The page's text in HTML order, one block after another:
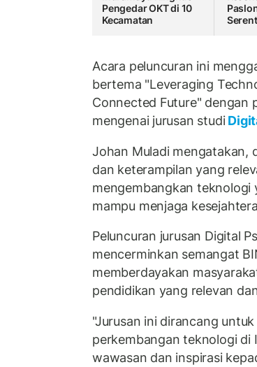
Pengedar OKT di 10
Kecamatan
Acara peluncuran ini
bertema "Leveraging
Connected Future" dengan
mengenai jurusan studi
Johan Muladi mengatakan,
dan keterampilan yang
mengembangkan teknologi
mampu menjaga
Peluncuran jurusan Digital
mencerminkan semangat
memberdayakan
pendidikan yang relevan
"Jurusan ini dirancang
perkembangan teknologi di
wawasan dan inspirasi